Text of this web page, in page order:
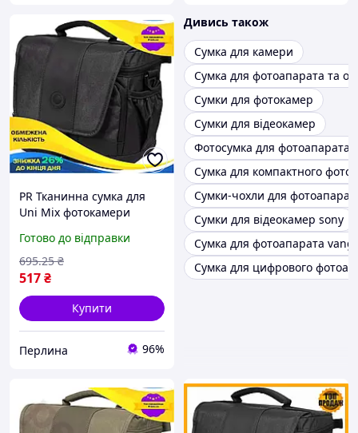
PR Тканинна сумка для
Uni Mix фотокамери
для цифрової дзеркальної
фотокамери Per33/R
Готово до відправки
517₴
695.25 ₴
Купити
Перлина 96%
Дивись також
Сумка для камери
Сумка для фотоапарата та
Сумки для фотокамер
Сумки для відеокамер
Фотосумка для фотоапарата
Сумка для компактного
Сумки-чохли для
Сумки для відеокамер sony
Сумка для фотоапарата
Сумка для цифрового